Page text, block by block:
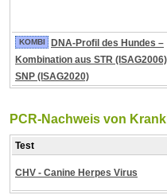
KOMBI
DNA-Profil des Hundes –
Kombination aus STR
SNP (ISAG2020)
PCR-Nachweis von
Test
CHV - Canine Herpes Virus